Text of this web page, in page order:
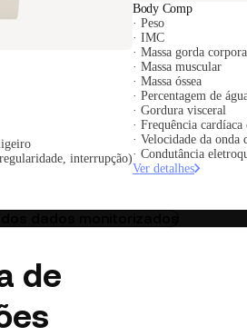
interrupção)
Body Comp
· Peso
· IMC
· Massa gorda
· Massa muscular
· Massa óssea
· Percentagem de
· Gordura visceral
· Frequência cardíaca
· Velocidade da onda
· Condutância
Ver detalhes
de